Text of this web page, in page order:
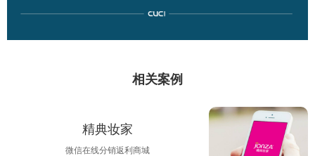
相关案例
精典妆家
微信在线分销返利商城